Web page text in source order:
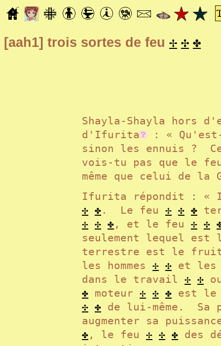
[aah1] trois sortes de feu ✢ ✣ ✤
Shayla-Shayla hors
d'Ifurita
: «
sinon les ennuis ?
vois-tu pas que le
même que celui de
Ifurita répondit : «
✣ ✤ . Le feu ✢ ✣ ✤
✢ ✣ ✤ , et le feu ✢ ✣
seulement lequel
terrestre est le
les hommes ✢ ✣ et les
dans le travail ✢ ✣
✤ moteur ✢ ✣ ✤ est
✣ ✤ de lui-même. Sa
augmenter sa
✤ , le feu ✢ ✣ ✤ des